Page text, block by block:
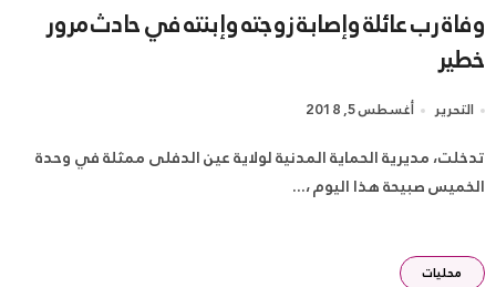
وفاة رب عائلة وإصابة زوجته وإبنته في حادث مرور
خطير
التحرير أغسطس 5, 2018
تدخلت، مديرية الحماية المدنية لولاية عين الدفلى ممثلة في وحدة
الخميس صبيحة هذا اليوم ،...
محليات